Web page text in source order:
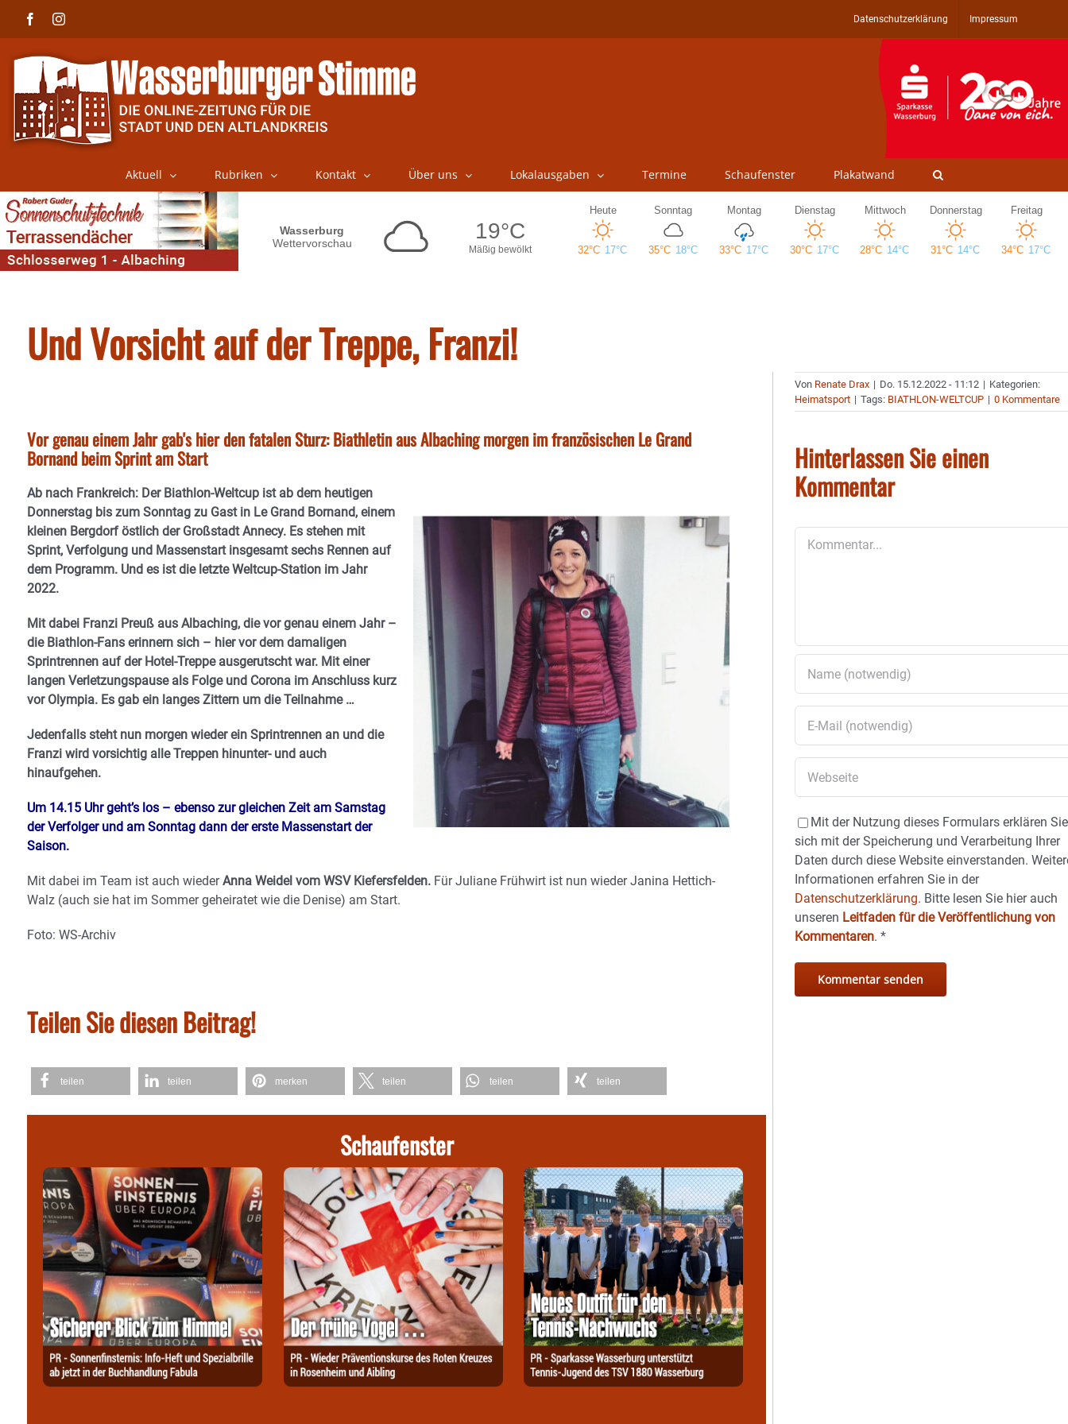
FacebookInstagram Datenschutzerklärung Impressum
Aktuell Rubriken Kontakt Über uns Lokalausgaben Termine Schaufenster Plakatwand
Und Vorsicht auf der Treppe, Franzi!
Vor genau einem Jahr gab's hier den fatalen Sturz: Biathletin aus Albaching morgen im französischen Le Grand
Bornand beim Sprint am Start
Ab nach Frankreich: Der Biathlon-Weltcup ist ab dem heutigen
Donnerstag bis zum Sonntag zu Gast in Le Grand Bornand, einem
kleinen Bergdorf östlich der Großstadt Annecy. Es stehen mit
Sprint, Verfolgung und Massenstart insgesamt sechs Rennen auf
dem Programm. Und es ist die letzte Weltcup-Station im Jahr
2022.
Mit dabei Franzi Preuß aus Albaching, die vor genau einem Jahr –
die Biathlon-Fans erinnern sich – hier vor dem damaligen
Sprintrennen auf der Hotel-Treppe ausgerutscht war. Mit einer
langen Verletzungspause als Folge und Corona im Anschluss kurz
vor Olympia. Es gab ein langes Zittern um die Teilnahme …
Jedenfalls steht nun morgen wieder ein Sprintrennen an und die
Franzi wird vorsichtig alle Treppen hinunter- und auch
hinaufgehen.
Um 14.15 Uhr geht’s los – ebenso zur gleichen Zeit am Samstag
der Verfolger und am Sonntag dann der erste Massenstart der
Saison.
Mit dabei im Team ist auch wiederAnna Weidel vom WSV Kiefersfelden. Für Juliane Frühwirt ist nun wieder Janina Hettich-
Walz (auch sie hat im Sommer geheiratet wie die Denise) am Start.
Foto: WS-Archiv
Teilen Sie diesen Beitrag!
teilen teilen merken teilen teilen teilen
Schaufenster
Von Renate Drax | Do. 15.12.2022 - 11:12 | Kategorien:
Heimatsport | Tags: BIATHLON-WELTCUP | 0 Kommentare
Hinterlassen Sie einen
Kommentar
Mit der Nutzung dieses Formulars erklären Sie
sich mit der Speicherung und Verarbeitung Ihrer
Daten durch diese Website einverstanden.
Informationen erfahren Sie in der
Datenschutzerklärung. Bitte lesen Sie hier auch
unseren Leitfaden für die Veröffentlichung von
Kommentaren.*